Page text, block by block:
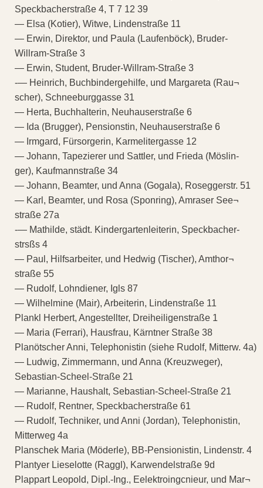
Speckbacherstraße 4, T 7 12 39
— Elsa (Kotier), Witwe, Lindenstraße 11
— Erwin, Direktor, und Paula (Laufenböck), Bruder-
Willram-Straße 3
— Erwin, Student, Bruder-Willram-Straße 3
-— Heinrich, Buchbindergehilfe, und Margareta (Rau¬
scher), Schneeburggasse 31
— Herta, Buchhalterin, Neuhauserstraße 6
— Ida (Brugger), Pensionstin, Neuhauserstraße 6
— Irmgard, Fürsorgerin, Karmelitergasse 12
— Johann, Tapezierer und Sattler, und Frieda (Möslin-
ger), Kaufmannstraße 34
— Johann, Beamter, und Anna (Gogala), Roseggerstr. 51
— Karl, Beamter, und Rosa (Sponring), Amraser See¬
straße 27a
-— Mathilde, städt. Kindergartenleiterin, Speckbacher-
strsßs 4
— Paul, Hilfsarbeiter, und Hedwig (Tischer), Amthor¬
straße 55
— Rudolf, Lohndiener, Igls 87
— Wilhelmine (Mair), Arbeiterin, Lindenstraße 11
Plankl Herbert, Angestellter, Dreiheiligenstraße 1
— Maria (Ferrari), Hausfrau, Kärntner Straße 38
Planötscher Anni, Telephonistin (siehe Rudolf, Mitterw. 4a)
— Ludwig, Zimmermann, und Anna (Kreuzweger),
Sebastian-Scheel-Straße 21
— Marianne, Haushalt, Sebastian-Scheel-Straße 21
— Rudolf, Rentner, Speckbacherstraße 61
— Rudolf, Techniker, und Anni (Jordan), Telephonistin,
Mitterweg 4a
Planschek Maria (Möderle), BB-Pensionistin, Lindenstr. 4
Plantyer Lieselotte (Raggl), Karwendelstraße 9d
Plappart Leopold, Dipl.-Ing., Eelektroingcnieur, und Mar¬